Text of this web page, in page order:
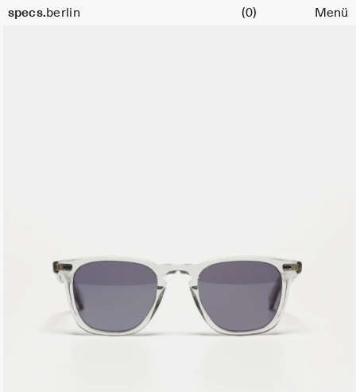
specs.berlin
Warenkorb (0) Menü
Farbe: